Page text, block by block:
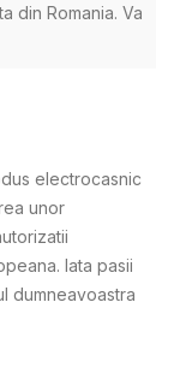
din Romania. Va
electrocasnic
unor
Iata pasii
dumneavoastra